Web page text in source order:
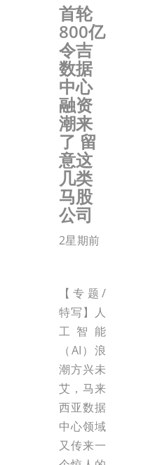
首轮
800亿
令吉
数据
中心
融资
潮来
了 留
意这
几类
马股
公司
2星期前
【专题/
特写】人
工智能
（AI）浪
潮方兴未
艾，马来
西亚数据
中心领域
又传来一